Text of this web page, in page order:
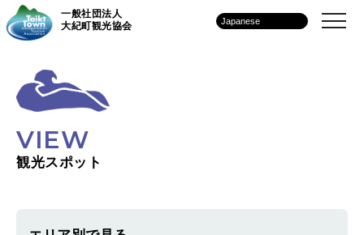
一般社団法人
大紀町観光協会
VIEW
観光スポット